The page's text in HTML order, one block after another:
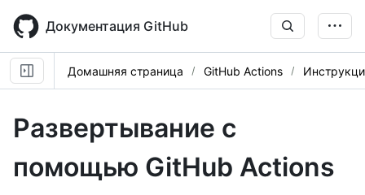
main
content
Документация GitHub
Домашняя страница GitHub Actions
Развертывание с
помощью GitHub Actions